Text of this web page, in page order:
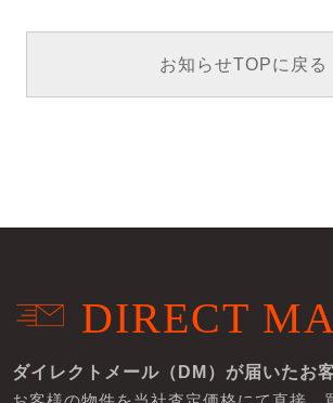
お知らせTOPに戻る
DIRECT
ダイレクトメール（DM）が届いたお